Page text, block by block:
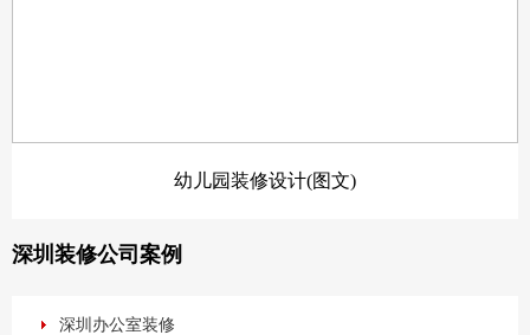
幼儿园装修设计(图文)
深圳装修公司案例
深圳办公室装修